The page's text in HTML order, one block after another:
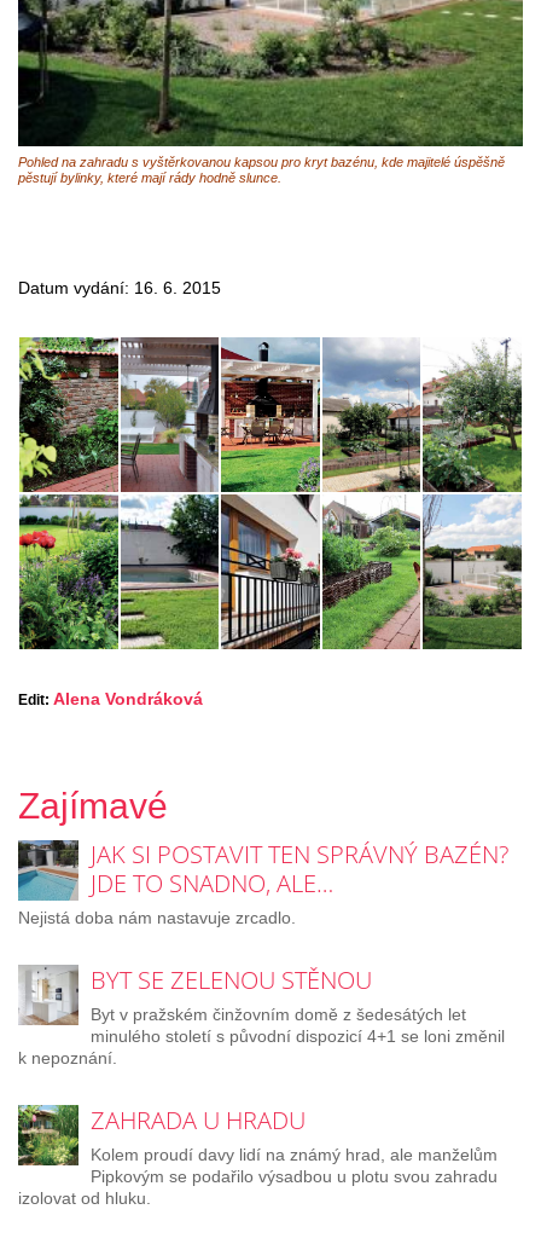
Pohled na zahradu s vyštěrkovanou kapsou pro kryt bazénu, kde majitelé úspěšně
pěstují bylinky, které mají rády hodně slunce.
Datum vydání: 16. 6. 2015
Edit: Alena Vondráková
Zajímavé
JAK SI POSTAVIT TEN SPRÁVNÝ BAZÉN?
JDE TO SNADNO, ALE…
Nejistá doba nám nastavuje zrcadlo.
BYT SE ZELENOU STĚNOU
Byt v pražském činžovním domě z šedesátých let
minulého století s původní dispozicí 4+1 se loni změnil
k nepoznání.
ZAHRADA U HRADU
Kolem proudí davy lidí na známý hrad, ale manželům
Pipkovým se podařilo výsadbou u plotu svou zahradu
izolovat od hluku.